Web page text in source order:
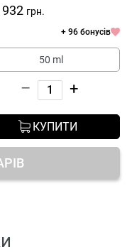
932 грн.
+ 96 бонусів
50 ml
– +
КУПИТИ